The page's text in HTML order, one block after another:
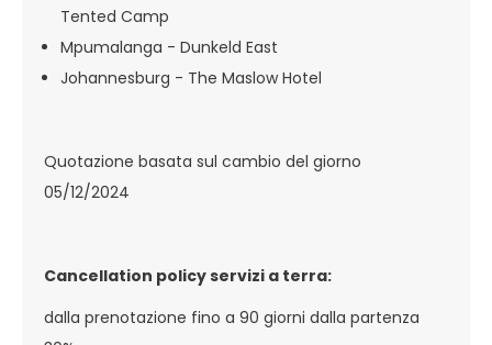
Tented Camp
Mpumalanga - Dunkeld East
Johannesburg - The Maslow Hotel
Quotazione basata sul cambio del giorno
05/12/2024
Cancellation policy servizi a terra:
dalla prenotazione fino a 90 giorni dalla partenza